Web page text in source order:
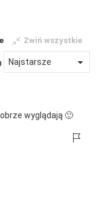
Zwiń wszystkie
wyglądają 🙂